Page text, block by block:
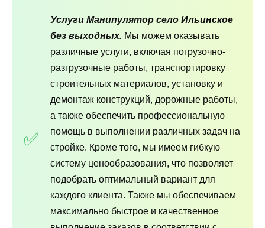
Услуги Манипулятор село Ильинское
без выходных. Мы можем оказывать
различные услуги, включая погрузочно-
разгрузочные работы, транспортировку
строительных материалов, установку и
демонтаж конструкций, дорожные работы,
а также обеспечить профессиональную
помощь в выполнении различных задач на
стройке. Кроме того, мы имеем гибкую
систему ценообразования, что позволяет
подобрать оптимальный вариант для
каждого клиента. Также мы обеспечиваем
максимально быстрое и качественное